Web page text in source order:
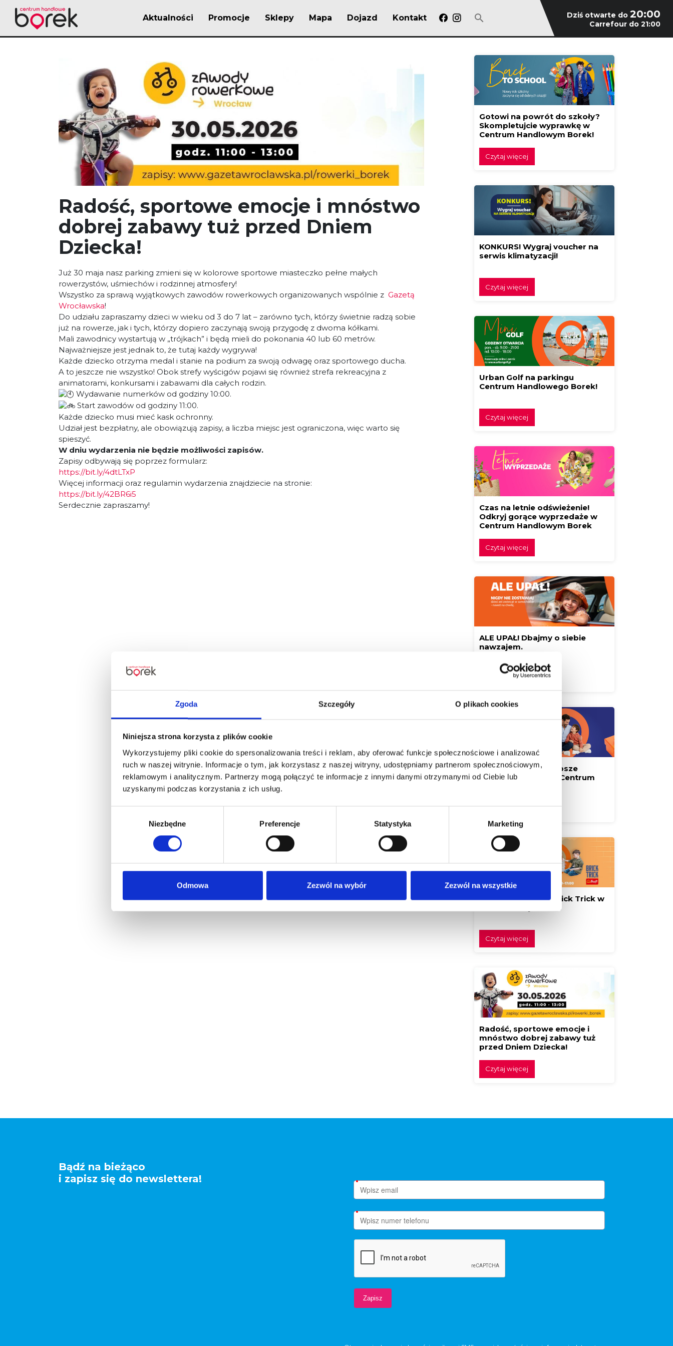
Zgoda Szczegóły O plikach cookies
Niniejsza strona korzysta z plików cookie
Wykorzystujemy pliki cookie do spersonalizowania treści i reklam, aby oferować funkcje społecznościowe i analizować
ruch w naszej witrynie. Informacje o tym, jak korzystasz z naszej witryny, udostępniamy partnerom społecznościowym,
reklamowym i analitycznym. Partnerzy mogą połączyć te informacje z innymi danymi otrzymanymi od Ciebie lub
uzyskanymi podczas korzystania z ich usług.
Niezbędne Preferencje Statystyka Marketing
Odmowa Zezwól na wybór Zezwól na wszystkie
Aktualności Promocje Sklepy Mapa Dojazd Kontakt Dziś otwarte do 20:00
Carrefour do 21:00
Radość, sportowe emocje i mnóstwo
dobrej zabawy tuż przed Dniem
Dziecka!
Już 30 maja nasz parking zmieni się w kolorowe sportowe miasteczko pełne małych
rowerzystów, uśmiechów i rodzinnej atmosfery!
Wszystko za sprawą wyjątkowych zawodów rowerkowych organizowanych wspólnie z Gazetą
Wrocławska!
Do udziału zapraszamy dzieci w wieku od 3 do 7 lat – zarówno tych, którzy świetnie radzą sobie
już na rowerze, jak i tych, którzy dopiero zaczynają swoją przygodę z dwoma kółkami.
Mali zawodnicy wystartują w „trójkach” i będą mieli do pokonania 40 lub 60 metrów.
Najważniejsze jest jednak to, że tutaj każdy wygrywa!
Każde dziecko otrzyma medal i stanie na podium za swoją odwagę oraz sportowego ducha.
A to jeszcze nie wszystko! Obok strefy wyścigów pojawi się również strefa rekreacyjna z
animatorami, konkursami i zabawami dla całych rodzin.
Wydawanie numerków od godziny 10:00.
Start zawodów od godziny 11:00.
Każde dziecko musi mieć kask ochronny.
Udział jest bezpłatny, ale obowiązują zapisy, a liczba miejsc jest ograniczona, więc warto się
spieszyć.
W dniu wydarzenia nie będzie możliwości zapisów.
Zapisy odbywają się poprzez formularz:
https://bit.ly/4dtLTxP
Więcej informacji oraz regulamin wydarzenia znajdziecie na stronie:
https://bit.ly/42BR6i5
Serdecznie zapraszamy!
Gotowi na powrót do szkoły?
Skompletujcie wyprawkę w
Centrum Handlowym Borek!
Czytaj więcej
KONKURS! Wygraj voucher na
serwis klimatyzacji!
Czytaj więcej
Urban Golf na parkingu
Centrum Handlowego Borek!
Czytaj więcej
Czas na letnie odświeżenie!
Odkryj gorące wyprzedaże w
Centrum Handlowym Borek
Czytaj więcej
ALE UPAŁ! Dbajmy o siebie
nawzajem.
Czytaj więcej
Zaskocz Tatę! Najlepsze
prezenty czekają w Centrum
Czytaj więcej
Festiwal Klocków Brick Trick w
Borku! Buduj z nami!
Czytaj więcej
Radość, sportowe emocje i
mnóstwo dobrej zabawy tuż
przed Dniem Dziecka!
Czytaj więcej
Bądź na bieżąco
i zapisz się do newslettera!